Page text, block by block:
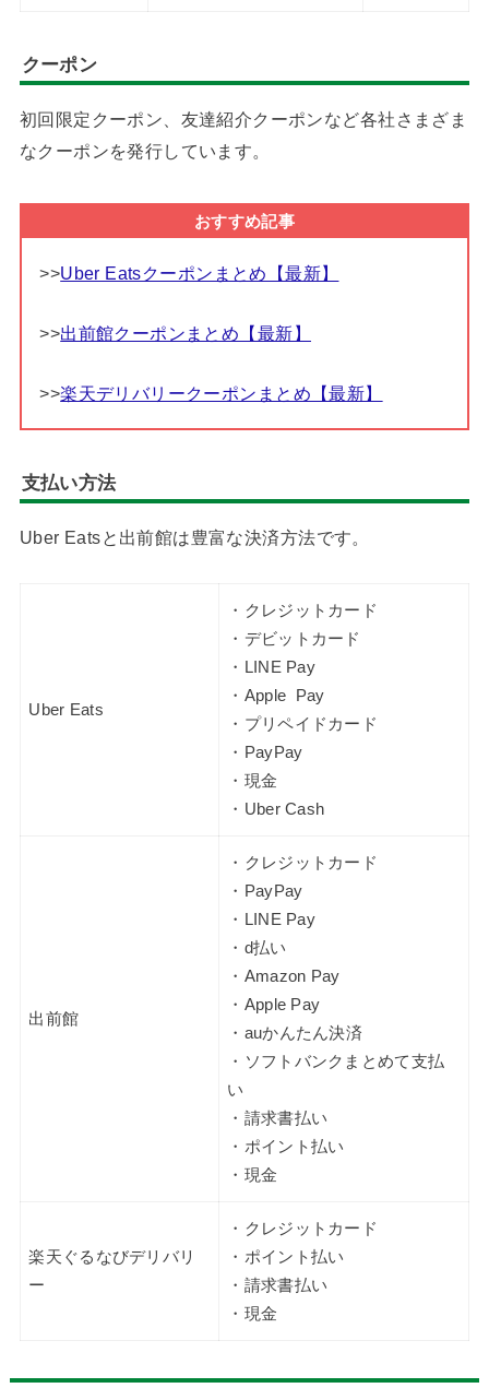
クーポン
初回限定クーポン、友達紹介クーポンなど各社さまざま
なクーポンを発行しています。
おすすめ記事
>>Uber Eatsクーポンまとめ【最新】
>>出前館クーポンまとめ【最新】
>>楽天デリバリークーポンまとめ【最新】
支払い方法
Uber Eatsと出前館は豊富な決済方法です。
Uber Eats
・クレジットカード
・デビットカード
・LINE Pay
・Apple Pay
・プリペイドカード
・PayPay
・現金
・Uber Cash
出前館
・クレジットカード
・PayPay
・LINE Pay
・d払い
・Amazon Pay
・Apple Pay
・auかんたん決済
・ソフトバンクまとめて支払
い
・請求書払い
・ポイント払い
・現金
楽天ぐるなびデリバリ
ー
・クレジットカード
・ポイント払い
・請求書払い
・現金